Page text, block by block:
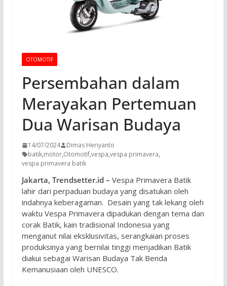
OTOMOTIF
Persembahan dalam
Merayakan Pertemuan
Dua Warisan Budaya
14/07/2024
Dimas Heriyanto
batik,motor,Otomotif,vespa,vespa primavera,
vespa primavera batik
Jakarta, Trendsetter.id – Vespa Primavera Batik
lahir dari perpaduan budaya yang disatukan oleh
indahnya keberagaman. Desain yang tak lekang oleh
waktu Vespa Primavera dipadukan dengan tema dan
corak Batik, kain tradisional Indonesia yang
menganut nilai eksklusivitas, serangkaian proses
produksinya yang bernilai tinggi menjadikan Batik
diakui sebagai Warisan Budaya Tak Benda
Kemanusiaan oleh UNESCO.